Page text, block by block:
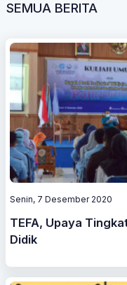
SEMUA BERITA
Senin, 7 Desember 2020
TEFA, Upaya
Didik